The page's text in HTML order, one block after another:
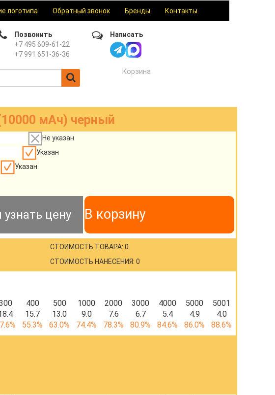
логотипа Обратный звонок Бренды Контакты
Позвонить
+7 495 609-61-22
+7 991 651-36-36
Написать
Корзина
мАч) черный
Не указан
Указан
Указан
цену В корзину
СТОИМОСТЬ ТОВАРА: 0
СТОИМОСТЬ НАНЕСЕНИЯ: 0
400 500 1000 2000 3000 4000 5000
5001
15.7 13.0 9.0 7.6 6.7 5.4 4.9
4.0
55.3% 63.0% 74.4% 78.3% 80.9% 84.6% 86.0% 88.6%